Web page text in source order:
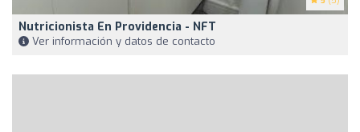
Nutricionista En Providencia - NFT
Ver información y datos de contacto